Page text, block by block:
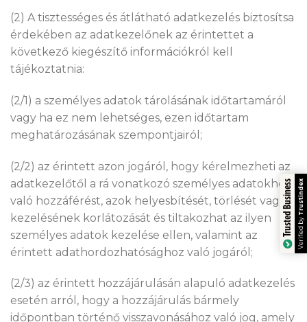
(2) A tisztességes és átlátható adatkezelés biztosítsa
érdekében az adatkezelőnek az érintettet a
következő kiegészítő információkról kell
tájékoztatnia:
(2/1) a személyes adatok tárolásának időtartamáról
vagy ha ez nem lehetséges, ezen időtartam
meghatározásának szempontjairól;
(2/2) az érintett azon jogáról, hogy kérelmezheti az
adatkezelőtől a rá vonatkozó személyes adatokhoz
való hozzáférést, azok helyesbítését, törlését vagy
kezelésének korlátozását és tiltakozhat az ilyen
személyes adatok kezelése ellen, valamint az
érintett adathordozhatósághoz való jogáról;
(2/3) az érintett hozzájárulásán alapuló adatkezelés
esetén arról, hogy a hozzájárulás bármely
időpontban történő visszavonásához való jog, amely
Trusted Business